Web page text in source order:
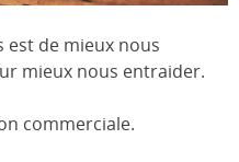
est de mieux nous
mieux nous entraider.
commerciale.